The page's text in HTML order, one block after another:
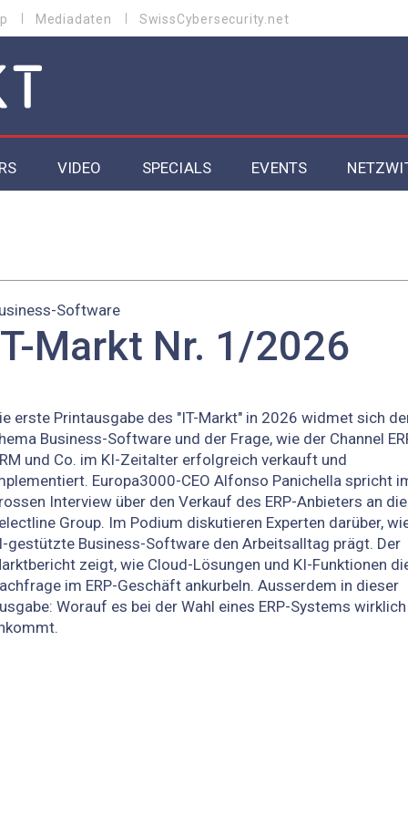
Mediadaten SwissCybersecurity.net
VIDEO SPECIALS
Artificial Intelligence 2025
EVENTS
Software
Markt Nr. 1/2026
erste Printausgabe des "IT-Markt" in 2026 widmet sich
Business-Software und der Frage, wie der Channel
und Co. im KI-Zeitalter erfolgreich verkauft und
Europa3000-CEO Alfonso Panichella spricht
Interview über den Verkauf des ERP-Anbieters an die
Group. Im Podium diskutieren Experten darüber,
gestützte Business-Software den Arbeitsalltag prägt. Der
zeigt, wie Cloud-Lösungen und KI-Funktionen
im ERP-Geschäft ankurbeln. Ausserdem in dieser
Worauf es bei der Wahl eines ERP-Systems wirklich